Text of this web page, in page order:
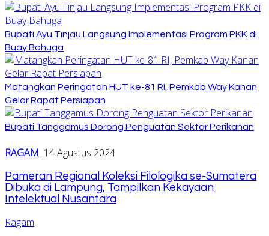
Bupati Ayu Tinjau Langsung Implementasi Program PKK di
Buay Bahuga
Matangkan Peringatan HUT ke-81 RI, Pemkab Way Kanan
Gelar Rapat Persiapan
Bupati Tanggamus Dorong Penguatan Sektor Perikanan
RAGAM 14 Agustus 2024
Pameran Regional Koleksi Filologika se-Sumatera
Dibuka di Lampung, Tampilkan Kekayaan
Intelektual Nusantara
Ragam